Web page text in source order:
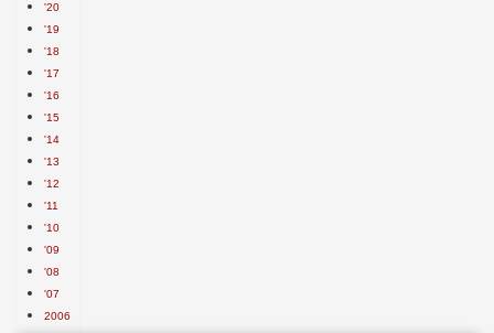
'20
'19
'18
'17
'16
'15
'14
'13
'12
'11
'10
'09
'08
'07
2006